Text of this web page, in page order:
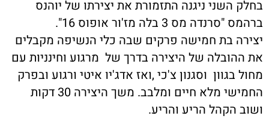
בחלק השני ניגנה התזמורת את יצירתו של יוהנס
ברהמס "סרנדה מס 3 בלה מז'ור אופוס 16".
יצירה בת חמישה פרקים שבה כלי הנשיפה מקבלים
את ההובלה של היצירה בדרך של מרגוע וחינניות עם
מחול בגוון וסגנון צ'כי ,ואז אדג'יו איטי ורגוע ובפרק
החמישי מלא חיים ומלבב. משך היצירה 30 דקות
ושוב הקהל הריע והריע.